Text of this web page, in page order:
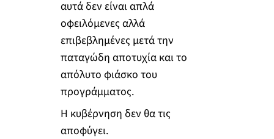
αυτά δεν είναι απλά
οφειλόμενες αλλά
επιβεβλημένες μετά την
παταγώδη αποτυχία και το
απόλυτο φιάσκο του
προγράμματος.
Η κυβέρνηση δεν θα τις
αποφύγει.